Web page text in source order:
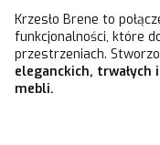
Krzesło Brene to
funkcjonalności, które
przestrzeniach.
eleganckich,
mebli.